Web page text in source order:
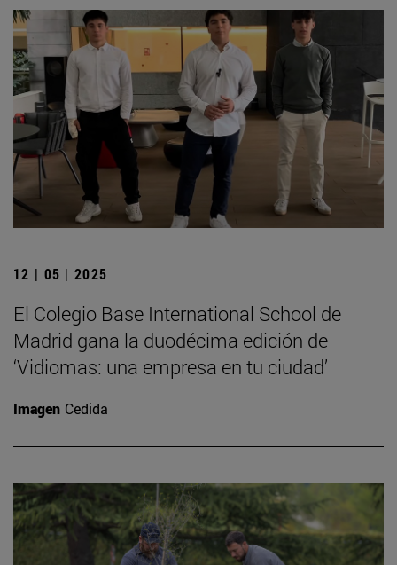
12 | 05 | 2025
El Colegio Base International School de
Madrid gana la duodécima edición de
‘Vidiomas: una empresa en tu ciudad’
Imagen Cedida